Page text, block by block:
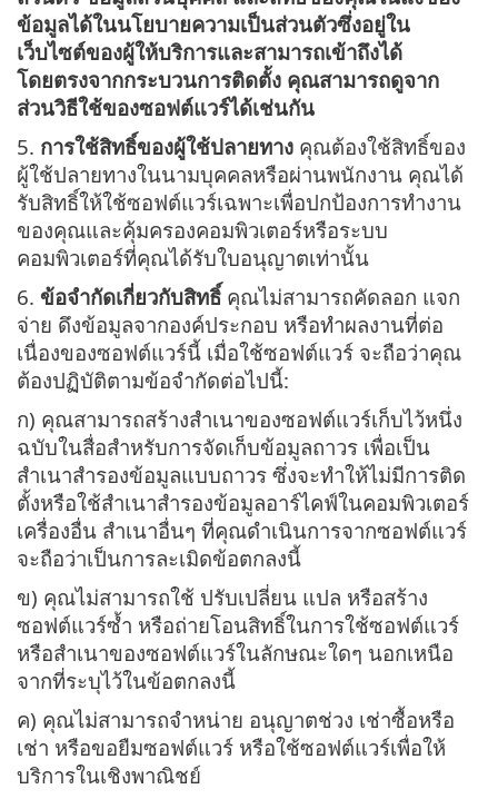
ข้อมูลได้ในนโยบายความเป็นส่วนตัวซึ่งอยู่ใน
เว็บไซต์ของผู้ให้บริการและสามารถเข้าถึงได้
โดยตรงจากกระบวนการติดตั้ง คุณสามารถดูจาก
ส่วนวิธีใช้ของซอฟต์แวร์ได้เช่นกัน
5. การใช้สิทธิ์ของผู้ใช้ปลายทาง คุณต้องใช้สิทธิ์ของ
ผู้ใช้ปลายทางในนามบุคคลหรือผ่านพนักงาน คุณได้
รับสิทธิ์ให้ใช้ซอฟต์แวร์เฉพาะเพื่อปกป้องการทำงาน
ของคุณและคุ้มครองคอมพิวเตอร์หรือระบบ
คอมพิวเตอร์ที่คุณได้รับใบอนุญาตเท่านั้น
6. ข้อจำกัดเกี่ยวกับสิทธิ์ คุณไม่สามารถคัดลอก แจก
จ่าย ดึงข้อมูลจากองค์ประกอบ หรือทำผลงานที่ต่อ
เนื่องของซอฟต์แวร์นี้ เมื่อใช้ซอฟต์แวร์ จะถือว่าคุณ
ต้องปฏิบัติตามข้อจำกัดต่อไปนี้:
ก) คุณสามารถสร้างสำเนาของซอฟต์แวร์เก็บไว้หนึ่ง
ฉบับในสื่อสำหรับการจัดเก็บข้อมูลถาวร เพื่อเป็น
สำเนาสำรองข้อมูลแบบถาวร ซึ่งจะทำให้ไม่มีการติด
ตั้งหรือใช้สำเนาสำรองข้อมูลอาร์ไคฟ์ในคอมพิวเตอร์
เครื่องอื่น สำเนาอื่นๆ ที่คุณดำเนินการจากซอฟต์แวร์
จะถือว่าเป็นการละเมิดข้อตกลงนี้
ข) คุณไม่สามารถใช้ ปรับเปลี่ยน แปล หรือสร้าง
ซอฟต์แวร์ซ้ำ หรือถ่ายโอนสิทธิ์ในการใช้ซอฟต์แวร์
หรือสำเนาของซอฟต์แวร์ในลักษณะใดๆ นอกเหนือ
จากที่ระบุไว้ในข้อตกลงนี้
ค) คุณไม่สามารถจำหน่าย อนุญาตช่วง เช่าซื้อหรือ
เช่า หรือขอยืมซอฟต์แวร์ หรือใช้ซอฟต์แวร์เพื่อให้
บริการในเชิงพาณิชย์